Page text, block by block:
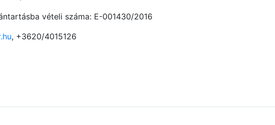
vételi száma: E-001430/2016
, +3620/4015126